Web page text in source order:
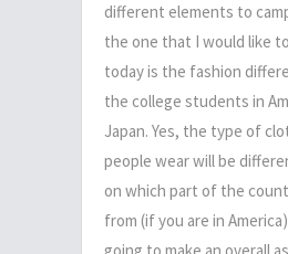
different elements to
the one that I would like
today is the fashion
the college students in
Japan. Yes, the type of
people wear will be
on which part of the
from (if you are in